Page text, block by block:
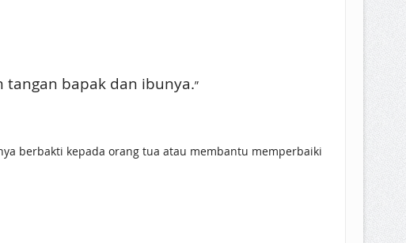
tangan bapak dan ibunya.”
berbakti kepada orang tua atau membantu memperbaiki